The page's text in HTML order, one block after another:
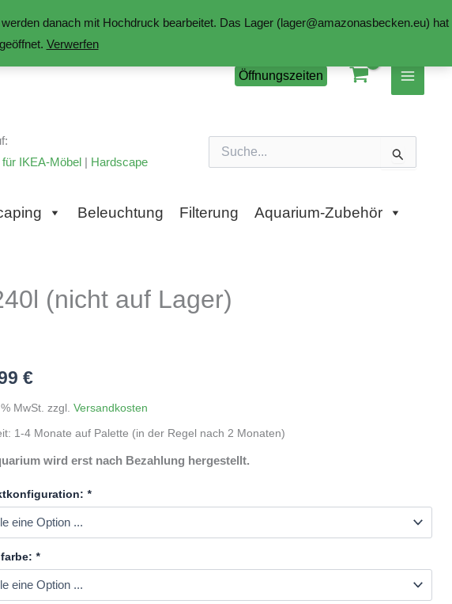
danach mit Hochdruck bearbeitet. Das Lager (lager@amazonasbecken.eu) hat
Verwerfen
Öffnungszeiten
IKEA-Möbel | Hardscape
nach:
Beleuchtung Filterung
Aquarium-Zubehör
(nicht auf Lager)
€
MwSt. zzgl.Versandkosten
1-4 Monate auf Palette (in der Regel nach 2 Monaten)
wird erst nach Bezahlung hergestellt.
*
*